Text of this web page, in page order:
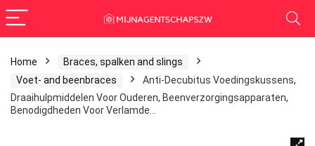
Home
Braces, spalken and slings
Voet- and beenbraces
Anti-Decubitus Voedingskussens,
Draaihulpmiddelen Voor Ouderen, Beenverzorgingsapparaten,
Benodigdheden Voor Verlamde…